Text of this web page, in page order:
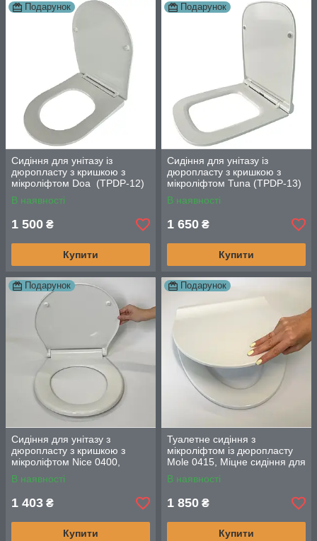
Подарунок
Сидіння для унітазу із
дюропласту з кришкою з
мікроліфтом Doa (TPDP-12)
В наявності
1 500 ₴
Купити
Подарунок
Сидіння для унітазу із
дюропласту з кришкою з
мікроліфтом Tuna (TPDP-13)
В наявності
1 650 ₴
Купити
Подарунок
Сидіння для унітазу з
дюропласту з кришкою з
мікроліфтом Nice 0400,
Кришка для унітазу з
плавним опусканням
В наявності
1 403 ₴
Купити
Подарунок
Туалетне сидіння з
мікроліфтом із дюропласту
Mole 0415, Міцне сидіння для
унітазу овальної форми
В наявності
1 850 ₴
Купити